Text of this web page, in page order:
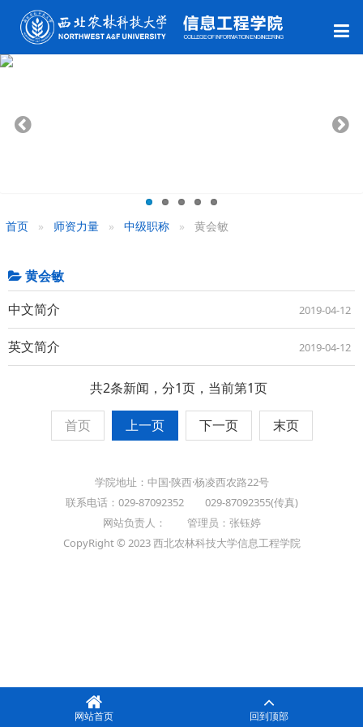
首页 师资力量 中级职称 黄会敏
黄会敏
中文简介
2019-04-12
英文简介 2019-04-12
共2条新闻，分1页，当前第1页
首页 上一页 下一页 末页
学院地址：中国·陕西·杨凌西农路22号
联系电话：029-87092352 029-87092355(传真)
网站负责人： 管理员：张钰婷
CopyRight © 2023 西北农林科技大学信息工程学院
网站首页 回到顶部